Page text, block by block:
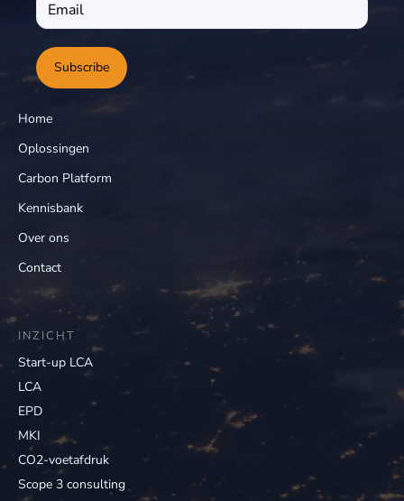
Subscribe
Home
Oplossingen
Carbon Platform
Kennisbank
Over ons
Contact
INZICHT
Start-up LCA
LCA
EPD
MKI
CO2-voetafdruk
Scope 3 consulting